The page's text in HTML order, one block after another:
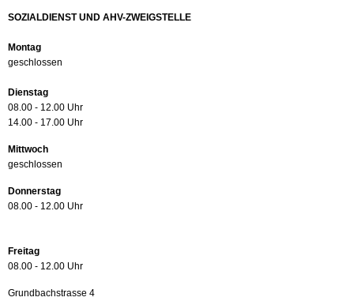
SOZIALDIENST UND AHV-ZWEIGSTELLE
Montag
geschlossen
Dienstag
08.00 - 12.00 Uhr
14.00 - 17.00 Uhr
Mittwoch
geschlossen
Donnerstag
08.00 - 12.00 Uhr
Freitag
08.00 - 12.00 Uhr
Grundbachstrasse 4